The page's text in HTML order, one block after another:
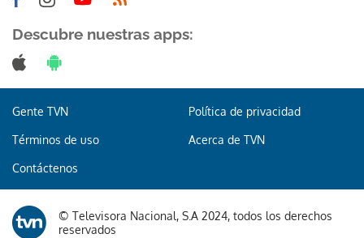
Gracias por suscribirte a nuestro boletín.
ACEPTAR
Descubre nuestras apps:
Gente TVN Política de privacidad
Términos de uso Acerca de TVN
Contáctenos
© Televisora Nacional, S.A 2024, todos los derechos
reservados